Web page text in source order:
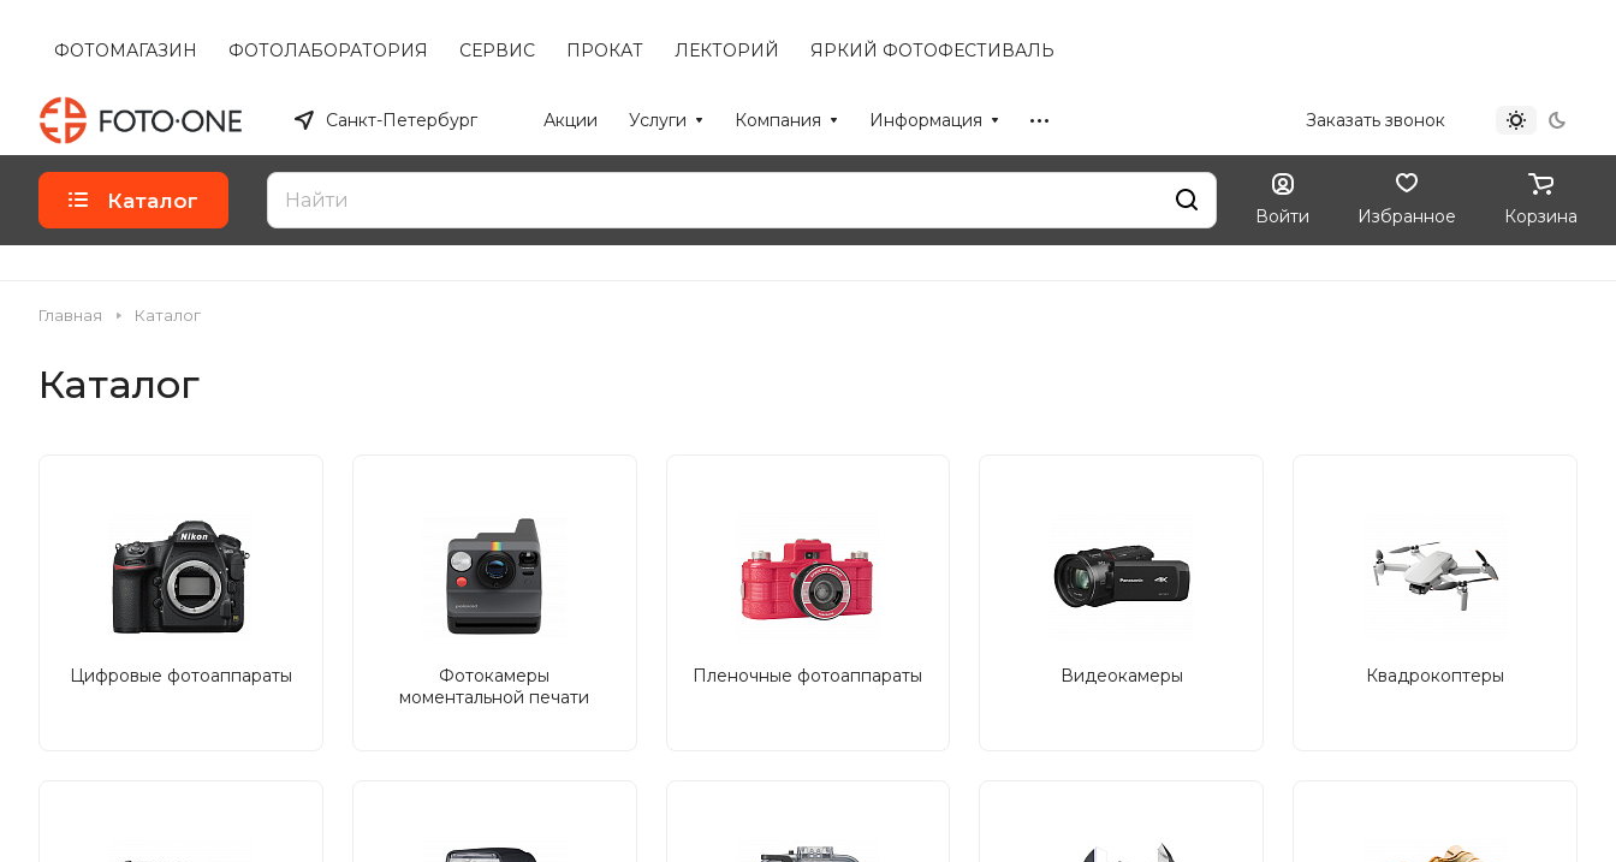
ФОТОМАГАЗИН ФОТОЛАБОРАТОРИЯ СЕРВИС ПРОКАТ ЛЕКТОРИЙ ЯРКИЙ ФОТОФЕСТИВАЛЬ
Санкт-Петербург Акции Услуги Компания Информация Заказать звонок
Каталог
Войти Избранное Корзина
Главная Каталог
Каталог
Цифровые фотоаппараты
Фотокамеры
моментальной печати
Пленочные фотоаппараты Видеокамеры Квадрокоптеры